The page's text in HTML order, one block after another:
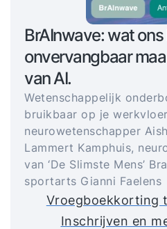
BrAInwave: wat ons
onvervangbaar
van AI.
Wetenschappelijk
bruikbaar op je
neurowetenschapper
Lammert Kamphuis,
van ‘De Slimste Mens’
sportarts Gianni Faelens
Vroegboekkorting
Inschrijven en